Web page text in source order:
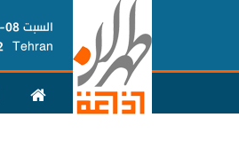
السبت 08-08-2026
Tehran